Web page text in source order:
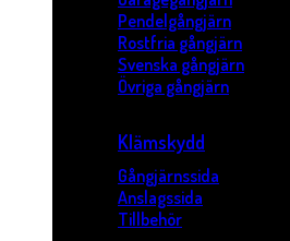
Pendelgångjärn
Rostfria gångjärn
Svenska gångjärn
Övriga gångjärn
Klämskydd
Gångjärnssida
Anslagssida
Tillbehör